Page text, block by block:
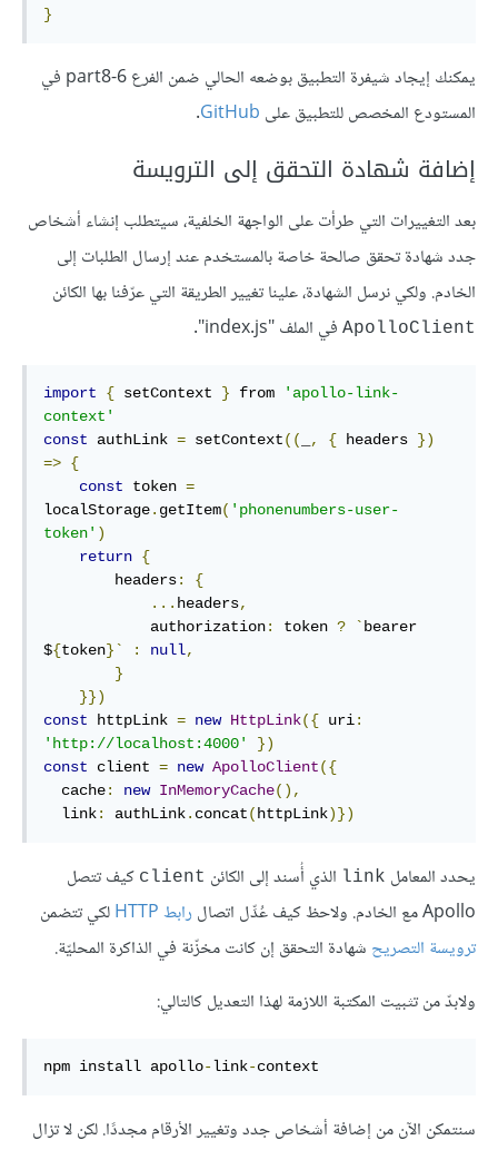
}
يمكنك إيجاد شيفرة التطبيق بوضعه الحالي ضمن الفرع part8-6 في
المستودع المخصص للتطبيق على GitHub
.
إضافة شهادة التحقق إلى الترويسة
بعد التغييرات التي طرأت على الواجهة الخلفية، سيتطلب إنشاء أشخاص
جدد شهادة تحقق صالحة خاصة بالمستخدم عند إرسال الطلبات إلى
الخادم. ولكي نرسل الشهادة، علينا تغيير الطريقة التي عرّفنا بها الكائن
ApolloClient في الملف "index.js".
import { setContext } from
'apollo-link-
context'
const authLink = setContext(( , { headers })
=> {
const token =
localStorage. getItem( 'phonenumbers-user-
token' )
return {
        headers
:
{
... headers,
            authorization
: token ? `bearer
${token}` : null,
}
}})
const httpLink = new HttpLink({ uri:
'http://localhost:4000'
})
const client = new ApolloClient({
  cache
: new InMemoryCache(),
  link
: authLink. concat(httpLink)})
يحدد المعامل link الذي أُسند إلى الكائن client كيف تتصل
Apollo مع الخادم. ولاحظ كيف عُدِّل اتصال
رابط HTTP
لكي تتضمن
ترويسة التصريح شهادة التحقق إن كانت مخزّنة في الذاكرة المحليّة.
ولابدّ من تثبيت المكتبة اللازمة لهذا التعديل كالتالي:
npm install apollo-link-context
سنتمكن الآن من إضافة أشخاص جدد وتغيير الأرقام مجددًا. لكن لا تزال